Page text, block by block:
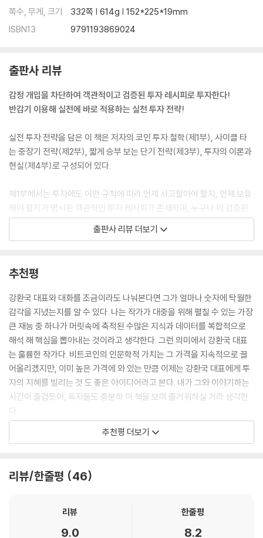
쪽수, 무게, 크기
332쪽 | 614g | 152*225*19mm
ISBN13
9791193869024
출판사 리뷰
감정 개입을 차단하여 객관적이고 검증된 투자 레시피로 투자한다!
반감기 이용해 실전에 바로 적용하는 실전 투자 전략!
실전 투자 전략을 담은 이 책은 저자의 코인 투자 철학(제1부), 사이클 타
는 중장기 전략(제2부), 짧게 승부 보는 단기 전략(제3부), 투자의 이론과
현실(제4부)로 구성되어 있다.
제1부에서는 투자에도 어떤 규칙에 따라 언제 사고팔아야 할지, 언제 보유
해야 할지가 명시된 객관적인 투자 레시피가 존재하며, 누구나 이 검증된
투자 레시피를 기계적으로 따라하면 감정 개입을 차단하여 ‘수익은 길게,
손실은 짧게’ 가져갈 수 있다는 내용을 다룬다. 제2부에서는 반감기를 기준
월이 지나면 판다는 내용은 대부분의 코인 투자책에서도 다루는 내용이다.
이 책의 차별점은 바로 여기서 드러나는데, 저자는 다음과 같이 장기투자
전략을 제시한다.
- 구체적으로 언제, 어떤 전략에 의해 매수할까?
- 어느 정도 금액을(분할) 매수할까?
- 언제, 어떤 전략에 의거해서 팔까?
- 혹시 비트코인이 아니라 알트코인에 투자했다면 어땠을까?
제3부에서는 이동평균선을 기준으로 상승장에만 투자하는 중장기 전략
그리고 MDD와 비트코인의 변동성을 이용하여 리스크를 관리하는 방법을
다룬다. 또한 시장과 개별 코인을 동시에 추종하는 단기 전략인 듀얼 모멘
텀 전략과 특정 연도, 월, 일, 요일, 시간 등 비트코인의 계절성에 따른 전략
설명한 전략을 실전에 적용한 저자의 실제 투자 현황을 가감없이 공개하
9권의 투자 서적을 집필한 18년 투자 경력
출판사 리뷰 더보기
추천평
강환국 대표와 대화를 조금이라도 나눠본다면 그가 얼마나 숫자에 탁월한
감각을 지녔는지를 알 수 있다. 나는 작가가 대중을 위해 펼칠 수 있는 가장
큰 재능 중 하나가 머릿속에 축적된 수많은 지식과 데이터를 복합적으로
해석 해 핵심을 뽑아내는 것이라고 생각한다. 그런 의미에서 강환국 대표
는 훌륭한 작가다. 비트코인의 인문학적 가치는 그 가격을 지속적으로 끌
어올리겠지만, 이미 높은 가격에 와 있는 만큼 이제는 강환국 대표에게 투
자의 지혜를 빌리는 것 도 좋은 아이디어라고 본다. 내가 그와 이야기하는
시간이 즐겁듯이, 독자들도 충분히 이 책을 보며 즐거워하실 거라 생각한
다.
- 오태민 (『더 그레이트 비트코인』 저자)
(강환국)는 퀀트 투자의 고수답게 감정을 배제한 시스템 투자로 암호화폐
- 신민철(처리형) (『비트코인 슈퍼 사이클』 저자)
추천평 더보기
리뷰/한줄평 46
리뷰
9.0
한줄평
8.2